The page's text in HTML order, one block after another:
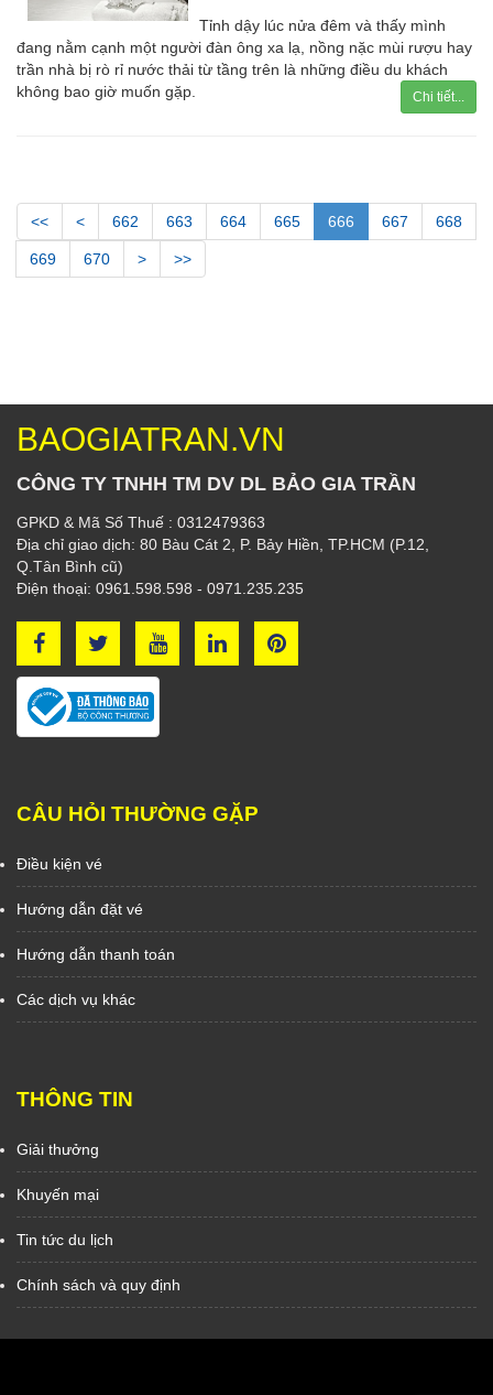
Tỉnh dậy lúc nửa đêm và thấy mình
đang nằm cạnh một người đàn ông xa lạ, nồng nặc mùi rượu hay
trần nhà bị rò rỉ nước thải từ tầng trên là những điều du khách
không bao giờ muốn gặp.
Chi tiết...
<< < 662 663 664 665 666 667 668
669 670 > >>
BAOGIATRAN.VN
CÔNG TY TNHH TM DV DL BẢO GIA TRẦN
GPKD & Mã Số Thuế : 0312479363
Địa chỉ giao dịch: 80 Bàu Cát 2, P. Bảy Hiền, TP.HCM (P.12,
Q.Tân Bình cũ)
Điện thoại: 0961.598.598 - 0971.235.235
CÂU HỎI THƯỜNG GẶP
Điều kiện vé
Hướng dẫn đặt vé
Hướng dẫn thanh toán
Các dịch vụ khác
THÔNG TIN
Giải thưởng
Khuyến mại
Tin tức du lịch
Chính sách và quy định